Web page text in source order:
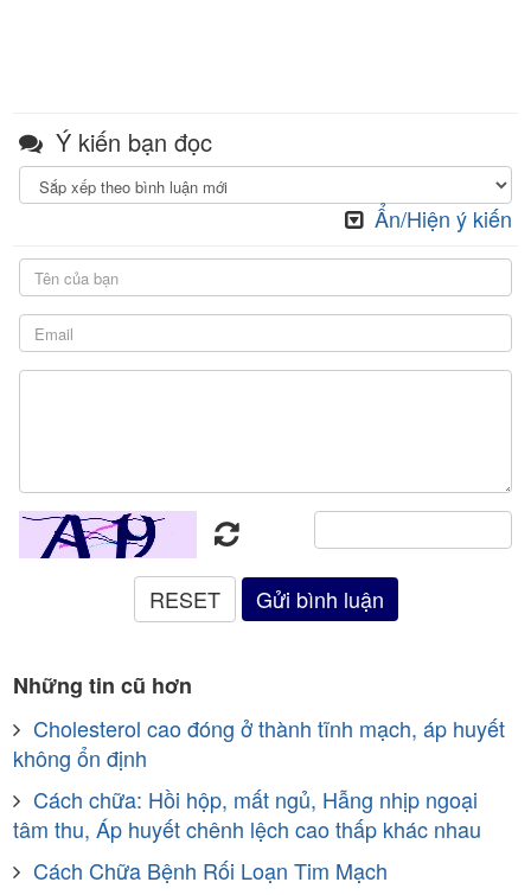
Ý kiến bạn đọc
Ẩn/Hiện ý kiến
Những tin cũ hơn
Cholesterol cao đóng ở thành tĩnh mạch, áp huyết
không ổn định
Cách chữa: Hồi hộp, mất ngủ, Hẫng nhịp ngoại
tâm thu, Áp huyết chênh lệch cao thấp khác nhau
Cách Chữa Bệnh Rối Loạn Tim Mạch